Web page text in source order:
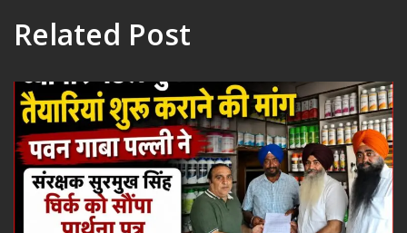
Related Post